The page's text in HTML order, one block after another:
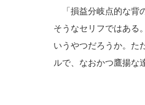
「損益分岐点的な背
そうなセリフではある
いうやつだろうか。た
ルで、なおかつ鷹揚な